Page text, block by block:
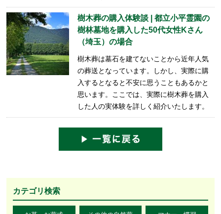
樹木葬の購入体験談 | 都立小平霊園の
樹林墓地を購入した50代女性Kさん
（埼玉）の場合
樹木葬は墓石を建てないことから近年人気
の葬送となっています。しかし、実際に購
入するとなると不安に思うこともあるかと
思います。ここでは、実際に樹木葬を購入
した人の実体験を詳しく紹介いたします。
カテゴリ検索